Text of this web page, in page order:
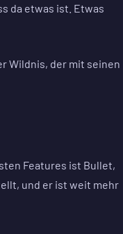
da etwas ist. Etwas
Wildnis, der mit seinen
Features ist Bullet,
und er ist weit mehr